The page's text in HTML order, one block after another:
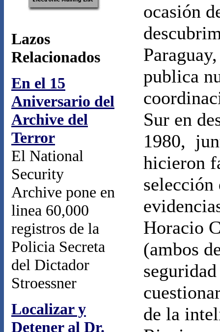
Lazos
Relacionados
En el 15
Aniversario del
Archive del
Terror
El National
Security
Archive pone en
linea 60,000
registros de la
Policia Secreta
del Dictador
Stroessner
Localizar y
Detener al Dr.
ocasión
publica
Sur en
1980,
hicieron
selección
Horacio
(ambos
de la